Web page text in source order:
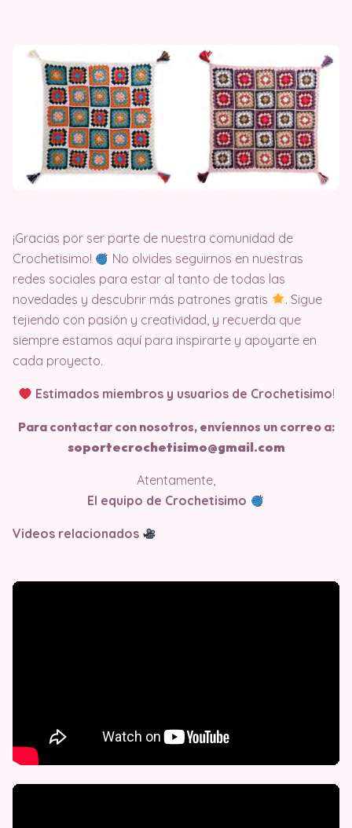
¡Gracias por ser parte de nuestra comunidad de
Crochetisimo!
No olvides seguirnos en nuestras
redes sociales para estar al tanto de todas las
novedades y descubrir más patrones gratis
. Sigue
tejiendo con pasión y creatividad, y recuerda que
siempre estamos aquí para inspirarte y apoyarte en
cada proyecto.
Estimados miembros y usuarios de Crochetisimo!
Para contactar con nosotros, envíennos un correo a:
soportecrochetisimo@gmail.com
Atentamente,
El equipo de Crochetisimo
Videos relacionados